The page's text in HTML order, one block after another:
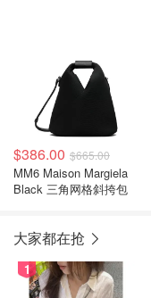
$386.00 $665.00
MM6 Maison Margiela
Black 三角网格斜挎包
大家都在抢
1